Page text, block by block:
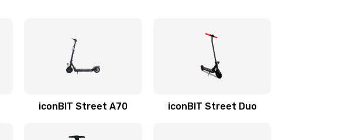
iconBIT Street A70 iconBIT Street Duo